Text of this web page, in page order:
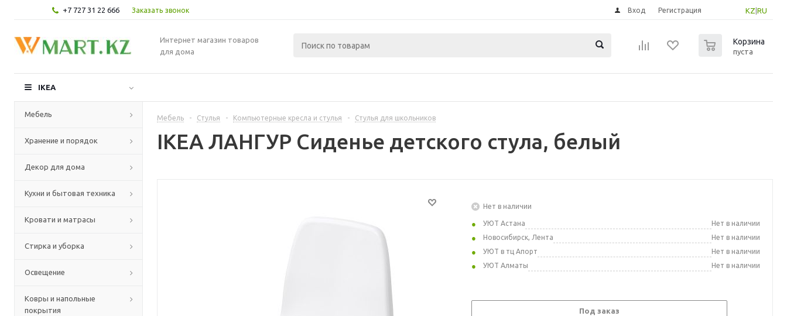
+7 727 31 22 666 Заказать звонок KZ RU
Вход Регистрация
Интернет магазин товаров
для дома
Корзина
пуста
IKEA
Мебель
Хранение и порядок
Декор для дома
Кухни и бытовая техника
Кровати и матрасы
Стирка и уборка
Освещение
Ковры и напольные
покрытия
Мебель - Стулья - Компьютерные кресла и стулья - Стулья для школьников
IKEA ЛАНГУР Сиденье детского стула, белый
Нет в наличии
УЮТ Астана
Нет в наличии
Новосибирск, Лента
Нет в наличии
УЮТ в тц Апорт
Нет в наличии
УЮТ Алматы
Нет в наличии
Под заказ